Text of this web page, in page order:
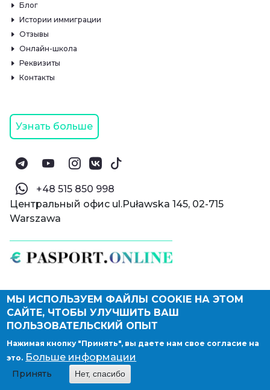
© Паспорт Онлайн 2019—2026
Политика конфиденциальности
Оферта и конфиденциальность:РФ
Правовые документы
Депонирование логотипа компании
Блог
Истории иммиграции
Отзывы
Онлайн-школа
Реквизиты
Контакты
Узнать больше
‪+48 515 850 998‬
Центральный офис ul.Puławska 145, 02-715
Warszawa
МЫ ИСПОЛЬЗУЕМ ФАЙЛЫ COOKIE НА ЭТОМ
САЙТЕ, ЧТОБЫ УЛУЧШИТЬ ВАШ
ПОЛЬЗОВАТЕЛЬСКИЙ ОПЫТ
Нажимая кнопку "Принять", вы даете нам свое согласие на
это. Больше информации
Принять Нет, спасибо